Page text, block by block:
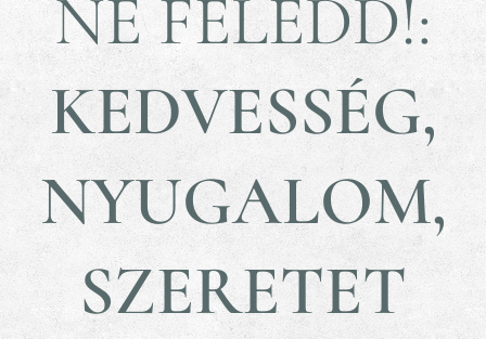
NE FELEDD!:
KEDVESSÉG,
NYUGALOM,
SZERETET